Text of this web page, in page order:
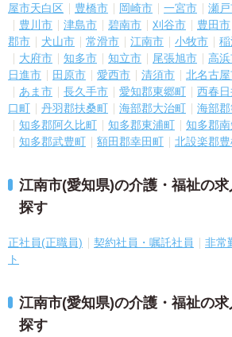
屋市天白区
豊橋市 岡崎市 一宮市 瀬
豊川市
津島市 碧南市 刈谷市 豊田市
郡市
犬山市 常滑市 江南市 小牧市
大府市
知多市 知立市 尾張旭市 高
日進市
田原市 愛西市 清須市 北名古
あま市
長久手市 愛知郡東郷町 西春
口町
丹羽郡扶桑町 海部郡大治町 海部
知多郡阿久比町
知多郡東浦町 知多郡
知多郡武豊町
額田郡幸田町 北設楽郡
江南市(愛知県)の介護・福祉の
探す
正社員(正職員) 契約社員・嘱託社員
非常
ト
江南市(愛知県)の介護・福祉の
探す